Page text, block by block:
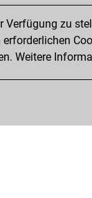
zu
Weitere